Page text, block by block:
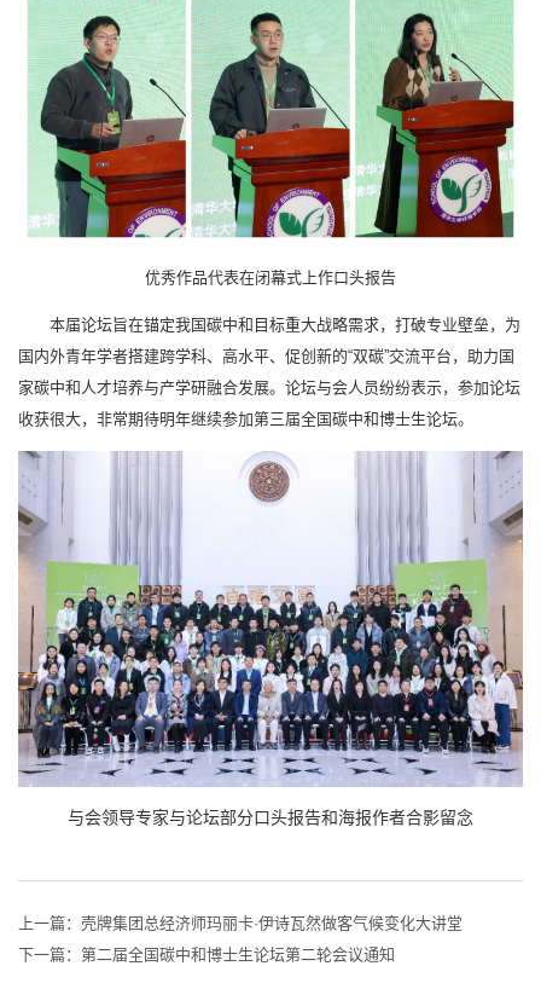
优秀作品代表在闭幕式上作口头报告
本届论坛旨在锚定我国碳中和目标重大战略需求，打破专业壁垒，为
国内外青年学者搭建跨学科、高水平、促创新的“双碳”交流平台，助力国
家碳中和人才培养与产学研融合发展。论坛与会人员纷纷表示，参加论坛
收获很大，非常期待明年继续参加第三届全国碳中和博士生论坛。
与会领导专家与论坛部分口头报告和海报作者合影留念
上一篇： 壳牌集团总经济师玛丽卡·伊诗瓦然做客气候变化大讲堂
下一篇： 第二届全国碳中和博士生论坛第二轮会议通知